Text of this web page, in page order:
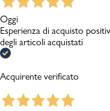
Oggi
Esperienza di acquisto
degli articoli acquistati
Acquirente verificato